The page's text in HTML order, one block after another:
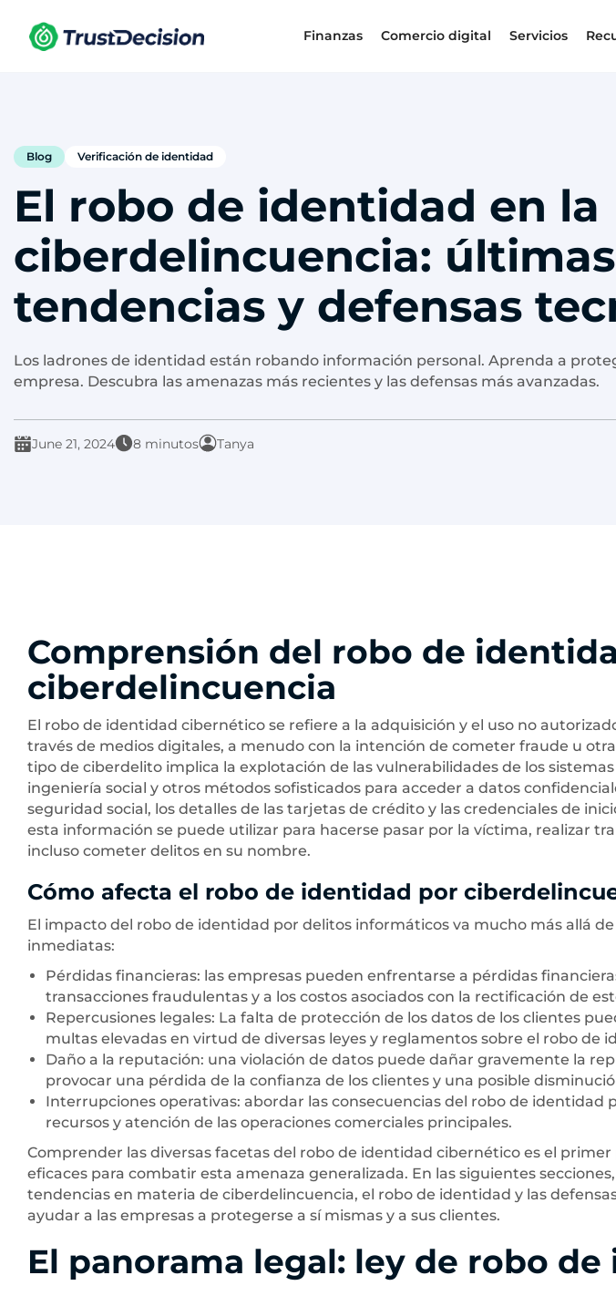
Finanzas Comercio digital Servicios
Blog Verificación de identidad
El robo de identidad en la
ciberdelincuencia: últimas
tendencias y defensas
Los ladrones de identidad están robando información personal. Aprenda a
empresa. Descubra las amenazas más recientes y las defensas más avanzadas.
June 21, 2024 8 minutos Tanya
Comprensión del robo de
ciberdelincuencia
El robo de identidad cibernético se refiere a la adquisición y el uso no
través de medios digitales, a menudo con la intención de cometer fraude u
tipo de ciberdelito implica la explotación de las vulnerabilidades de los
ingeniería social y otros métodos sofisticados para acceder a datos
seguridad social, los detalles de las tarjetas de crédito y las credenciales de
esta información se puede utilizar para hacerse pasar por la víctima, realizar
incluso cometer delitos en su nombre.
Cómo afecta el robo de identidad por
El impacto del robo de identidad por delitos informáticos va mucho más allá
inmediatas:
Pérdidas financieras: las empresas pueden enfrentarse a pérdidas
transacciones fraudulentas y a los costos asociados con la rectificación de
Repercusiones legales: La falta de protección de los datos de los clientes
multas elevadas en virtud de diversas leyes y reglamentos sobre el robo de
Daño a la reputación: una violación de datos puede dañar gravemente la
provocar una pérdida de la confianza de los clientes y una posible
Interrupciones operativas: abordar las consecuencias del robo de identidad
recursos y atención de las operaciones comerciales principales.
Comprender las diversas facetas del robo de identidad cibernético es el
eficaces para combatir esta amenaza generalizada. En las siguientes
tendencias en materia de ciberdelincuencia, el robo de identidad y las
ayudar a las empresas a protegerse a sí mismas y a sus clientes.
El panorama legal: ley de robo